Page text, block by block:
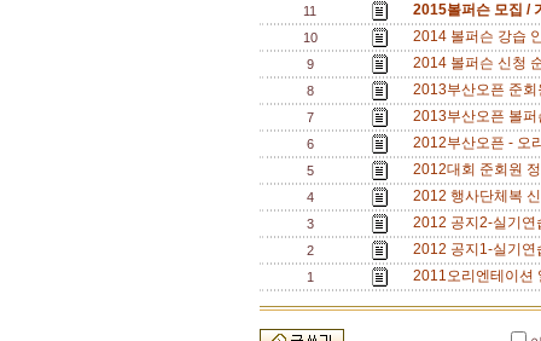
11 2015볼퍼슨 모집 /
10 2014 볼퍼슨 강습
9 2014 볼퍼슨 신청
8 2013부산오픈 준
7 2013부산오픈 볼
6 2012부산오픈 - 오
5 2012대회 준회원
4 2012 행사단체복
3 2012 공지2-실기
2 2012 공지1-실기
1 2011오리엔테이션